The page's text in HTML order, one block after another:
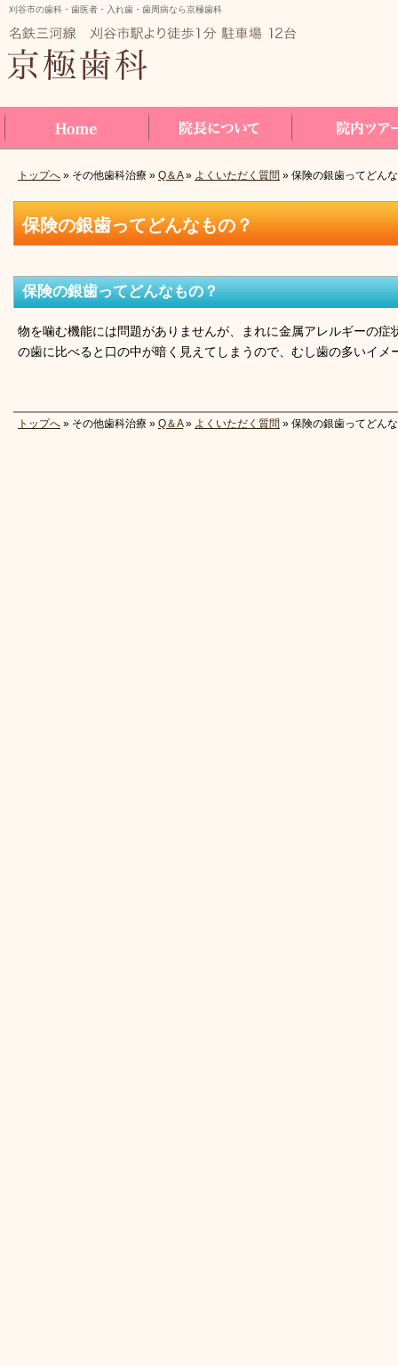
保険の銀歯ってどんなもの？
刈谷市の歯科・歯医者・入れ歯・歯周病なら京極歯科
トップへ » その他歯科治療 » Q＆A» よくいただく質問 » 保険の銀歯ってどん
保険の銀歯ってどんなもの？
物を噛む機能には問題がありませんが、まれに金属アレルギーの
の歯に比べると口の中が暗く見えてしまうので、むし歯の多いイメ
トップへ » その他歯科治療 » Q＆A» よくいただく質問 » 保険の銀歯ってどん